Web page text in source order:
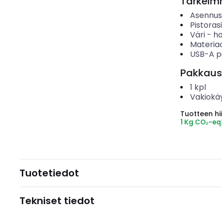
Väri-
USB-A
1 kpl
Tuotteen
1 Kg CO₂-eq
Tuotetiedot
Tekniset tiedot